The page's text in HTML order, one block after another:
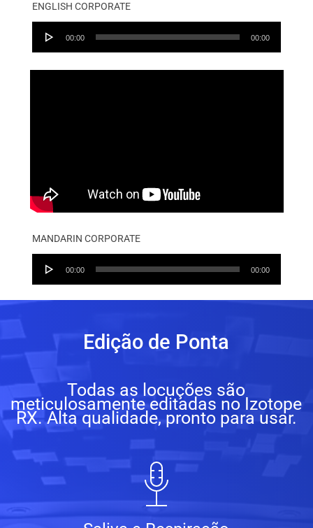
ENGLISH CORPORATE
Audio
00:00 00:00
MANDARIN CORPORATE
Audio
00:00 00:00
Edição de Ponta
Todas as locuções são
meticulosamente editadas no Izotope
RX. Alta qualidade, pronto para usar.